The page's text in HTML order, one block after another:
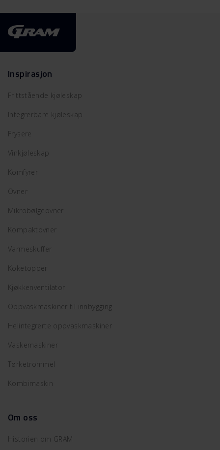
Inspirasjon
Frittstående kjøleskap
Integrerbare kjøleskap
Frysere
Vinkjøleskap
Komfyrer
Ovner
Mikrobølgeovner
Kompaktovner
Varmeskuffer
Koketopper
Kjøkkenventilator
Oppvaskmaskiner til innbygging
Helintegrerte oppvaskmaskiner
Vaskemaskiner
Tørketrommel
Kombimaskin
Om oss
Historien om GRAM